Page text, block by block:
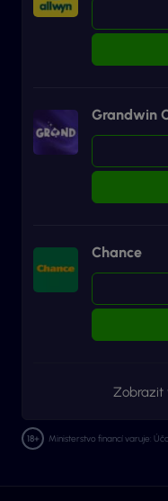
Grandwin
Chance
Zobrazit
Ministerstvo financí varuje: